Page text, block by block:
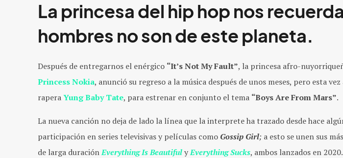
La princesa del hip hop nos
hombres no son de este planeta.
Después de entregarnos el enérgico “It’s Not My Fault”, la princesa afro-
Princess Nokia, anunció su regreso a la música después de unos meses, pero esta
raperaYung Baby Tate, para estrenar en conjunto el tema “Boys Are From Mars”.
La nueva canción no deja de lado la línea que la interprete ha trazado desde hace
participación en series televisivas y películas como Gossip Girl; a esto se unen sus
de larga duraciónEverything Is BeautifulyEverything Sucks, ambos lanzados en 2020.